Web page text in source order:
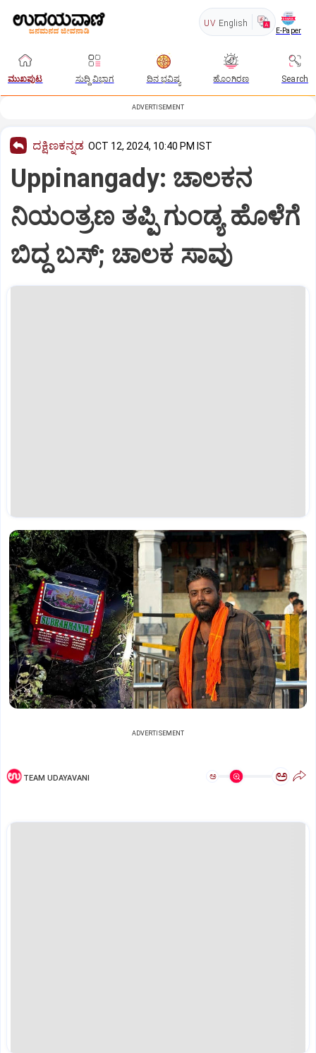
UV English
E-Paper
ಮುಖಪುಟ ಸುದ್ದಿ ವಿಭಾಗ ದಿನ ಭವಿಷ್ಯ ಹೊಂಗಿರಣ Search
ADVERTISEMENT
ದಕ್ಷಿಣಕನ್ನಡ OCT 12, 2024, 10:40 PM IST
Uppinangady: ಚಾಲಕನ
ನಿಯಂತ್ರಣ ತಪ್ಪಿ ಗುಂಡ್ಯ ಹೊಳೆಗೆ
ಬಿದ್ದ ಬಸ್‌; ಚಾಲಕ ಸಾವು
ADVERTISEMENT
TEAM UDAYAVANI ಅ ಅ